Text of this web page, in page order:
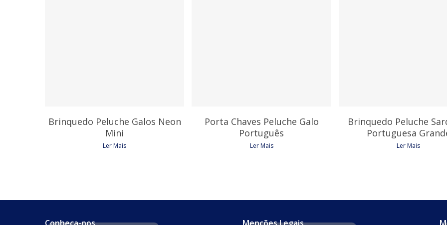
Brinquedo Peluche Galos Neon
Mini
Ler Mais
Porta Chaves Peluche Galo
Português
Ler Mais
Brinquedo Peluche
Portuguesa
Ler Mais